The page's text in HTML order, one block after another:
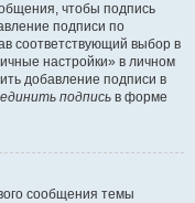
чтобы подпись
подписи по
соответствующий выбор в
настройки» в личном
добавление подписи в
подпись в форме
сообщения темы